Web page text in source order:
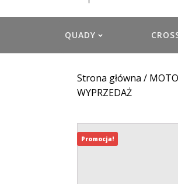
QUADY
Strona główna /
WYPRZEDAŻ
Promocja!